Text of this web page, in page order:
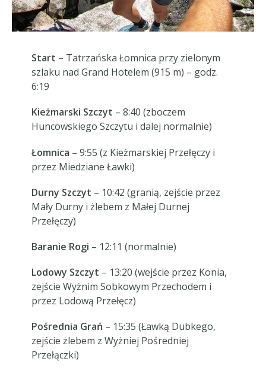
Start – Tatrzańska Łomnica przy zielonym
szlaku nad Grand Hotelem (915 m) – godz.
6:19
Kieżmarski Szczyt – 8:40 (zboczem
Huncowskiego Szczytu i dalej normalnie)
Łomnica – 9:55 (z Kieżmarskiej Przełęczy i
przez Miedziane Ławki)
Durny Szczyt – 10:42 (granią, zejście przez
Mały Durny i żlebem z Małej Durnej
Przełęczy)
Baranie Rogi – 12:11 (normalnie)
Lodowy Szczyt – 13:20 (wejście przez Konia,
zejście Wyżnim Sobkowym Przechodem i
przez Lodową Przełęcz)
Pośrednia Grań – 15:35 (Ławką Dubkego,
zejście żlebem z Wyżniej Pośredniej
Przełączki)